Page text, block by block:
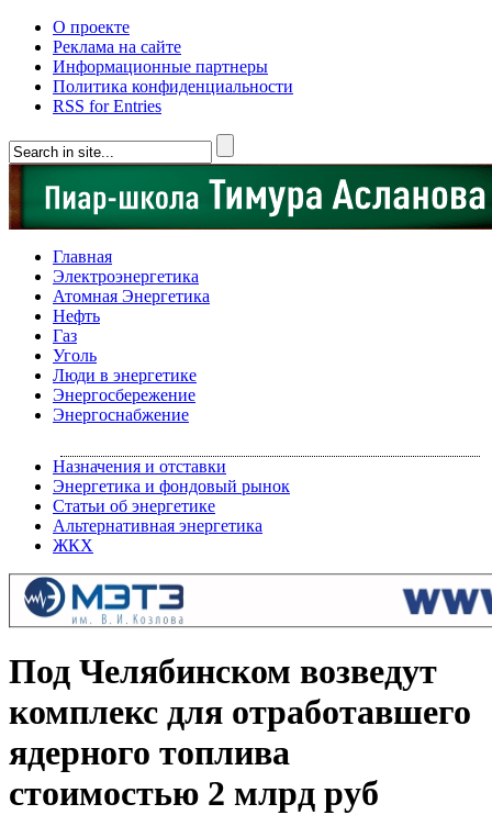
О проекте
Реклама на сайте
Информационные партнеры
Политика конфиденциальности
RSS for Entries
Главная
Электроэнергетика
Атомная Энергетика
Нефть
Газ
Уголь
Люди в энергетике
Энергосбережение
Энергоснабжение
Назначения и отставки
Энергетика и фондовый рынок
Статьи об энергетике
Альтернативная энергетика
ЖКХ
Под Челябинском возведут
комплекс для отработавшего
ядерного топлива
стоимостью 2 млрд руб